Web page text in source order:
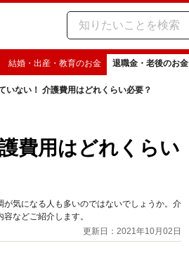
結婚・出産・教育のお金 退職金・老後のお金
いない！ 介護費用はどれくらい必要？
費用はどれくらい
気になる人も多いのではないでしょうか。介
などご紹介します。
更新日：2021年10月02日